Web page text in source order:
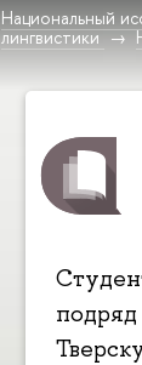
Национальный
лингвистики